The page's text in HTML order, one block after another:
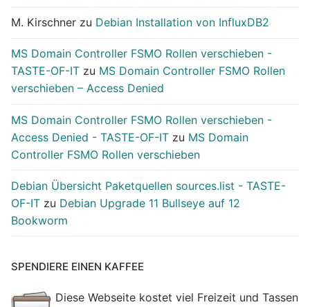
M. Kirschner zu Debian Installation von InfluxDB2
MS Domain Controller FSMO Rollen verschieben -
TASTE-OF-IT zu MS Domain Controller FSMO Rollen
verschieben – Access Denied
MS Domain Controller FSMO Rollen verschieben -
Access Denied - TASTE-OF-IT zu MS Domain
Controller FSMO Rollen verschieben
Debian Übersicht Paketquellen sources.list - TASTE-
OF-IT zu Debian Upgrade 11 Bullseye auf 12
Bookworm
SPENDIERE EINEN KAFFEE
Diese Webseite kostet viel Freizeit und Tassen